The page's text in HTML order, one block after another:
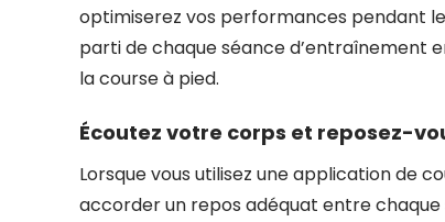
optimiserez vos performances pendant
parti de chaque séance d’entraînement
la course à pied.
Écoutez votre corps et reposez-
Lorsque vous utilisez une application de
accorder un repos adéquat entre